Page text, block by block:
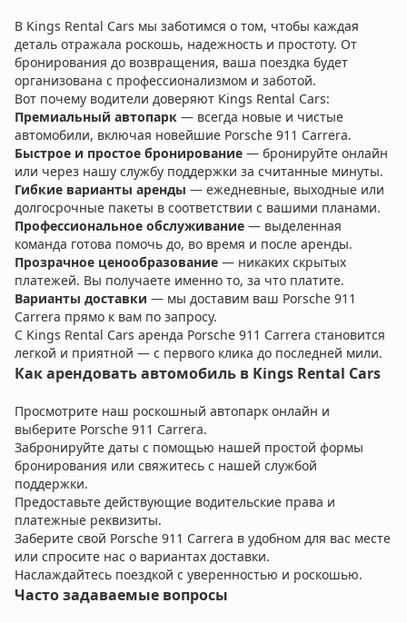
В Kings Rental Cars мы заботимся о том, чтобы каждая
деталь отражала роскошь, надежность и простоту. От
бронирования до возвращения, ваша поездка будет
организована с профессионализмом и заботой.
Вот почему водители доверяют Kings Rental Cars:
Премиальный автопарк — всегда новые и чистые
автомобили, включая новейшие Porsche 911 Carrera.
Быстрое и простое бронирование — бронируйте онлайн
или через нашу службу поддержки за считанные минуты.
Гибкие варианты аренды — ежедневные, выходные или
долгосрочные пакеты в соответствии с вашими планами.
Профессиональное обслуживание — выделенная
команда готова помочь до, во время и после аренды.
Прозрачное ценообразование — никаких скрытых
платежей. Вы получаете именно то, за что платите.
Варианты доставки — мы доставим ваш Porsche 911
Carrera прямо к вам по запросу.
С Kings Rental Cars аренда Porsche 911 Carrera становится
легкой и приятной — с первого клика до последней мили.
Как арендовать автомобиль в Kings Rental Cars
Просмотрите наш роскошный автопарк онлайн и
выберите Porsche 911 Carrera.
Забронируйте даты с помощью нашей простой формы
бронирования или свяжитесь с нашей службой
поддержки.
Предоставьте действующие водительские права и
платежные реквизиты.
Заберите свой Porsche 911 Carrera в удобном для вас месте
или спросите нас о вариантах доставки.
Наслаждайтесь поездкой с уверенностью и роскошью.
Часто задаваемые вопросы